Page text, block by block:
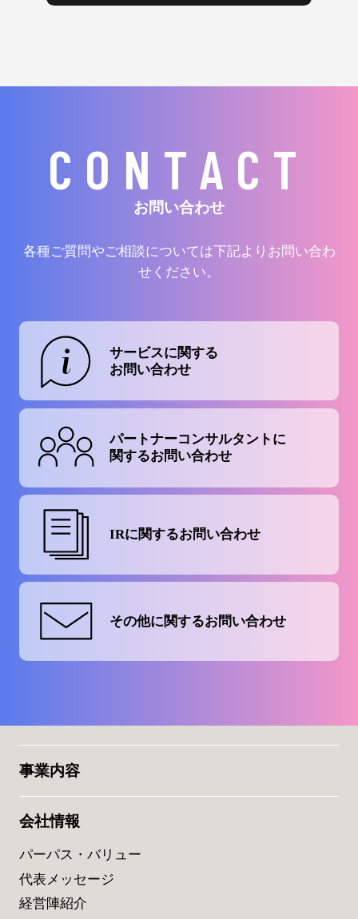
CONTACT
お問い合わせ
各種ご質問やご相談については下記よりお問い合わ
せください。
サービスに関する
お問い合わせ
パートナーコンサルタントに
関するお問い合わせ
IRに関するお問い合わせ
その他に関するお問い合わせ
事業内容
会社情報
パーパス・バリュー
代表メッセージ
経営陣紹介